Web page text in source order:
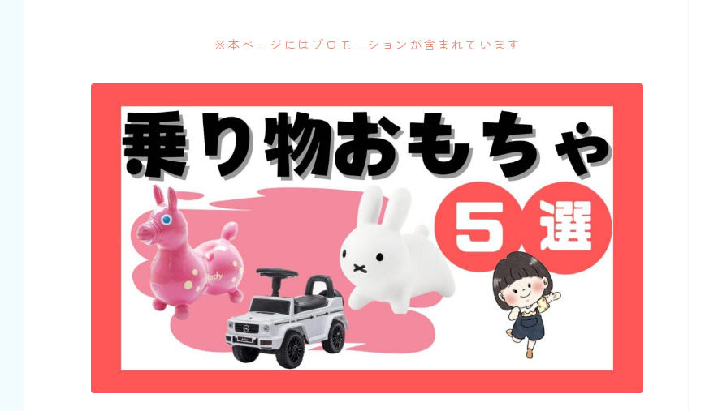
※本ページにはプロモーションが含まれています